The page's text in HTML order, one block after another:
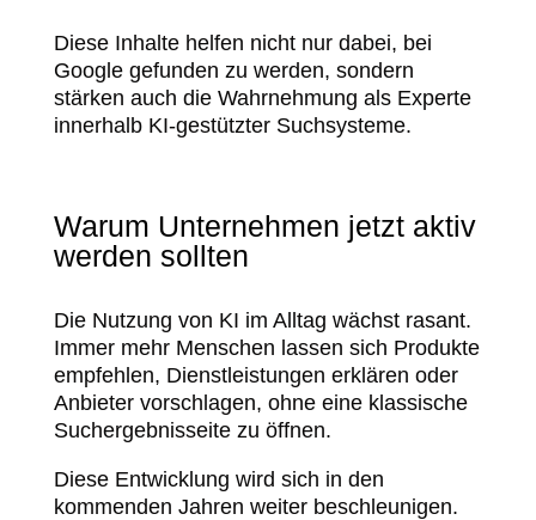
Diese Inhalte helfen nicht nur dabei, bei
Google gefunden zu werden, sondern
stärken auch die Wahrnehmung als Experte
innerhalb KI-gestützter Suchsysteme.
Warum Unternehmen jetzt aktiv
werden sollten
Die Nutzung von KI im Alltag wächst rasant.
Immer mehr Menschen lassen sich Produkte
empfehlen, Dienstleistungen erklären oder
Anbieter vorschlagen, ohne eine klassische
Suchergebnisseite zu öffnen.
Diese Entwicklung wird sich in den
kommenden Jahren weiter beschleunigen.